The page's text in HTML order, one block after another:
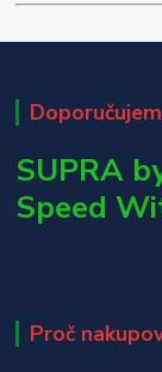
SUPRA
Speed
Proč